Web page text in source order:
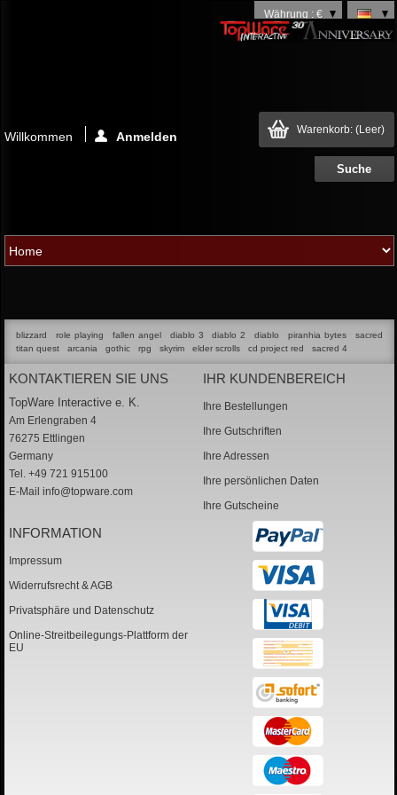
Währung : €
Warenkorb: (Leer)
Willkommen Anmelden
blizzard role playing fallen angel diablo 3 diablo 2 diablo piranhia bytes
sacred
titan quest
arcania gothic rpg skyrim elder scrolls cd project red sacred 4
KONTAKTIEREN SIE UNS
TopWare Interactive e. K.
Am Erlengraben 4
76275 Ettlingen
Germany
Tel. +49 721 915100
E-Mail info@topware.com
IHR KUNDENBEREICH
Ihre Bestellungen
Ihre Gutschriften
Ihre Adressen
Ihre persönlichen Daten
Ihre Gutscheine
INFORMATION
Impressum
Widerrufsrecht & AGB
Privatsphäre und Datenschutz
Online-Streitbeilegungs-Plattform der
EU